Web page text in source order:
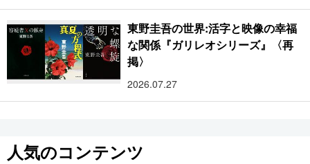
東野圭吾の世界:活字と映像の幸福
な関係『ガリレオシリーズ』〈再
掲〉
2026.07.27
人気のコンテンツ